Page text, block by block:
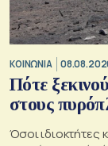
ΚΟΙΝΩΝΙΑ
Πότε
στους
Όσοι ιδιοκτήτες